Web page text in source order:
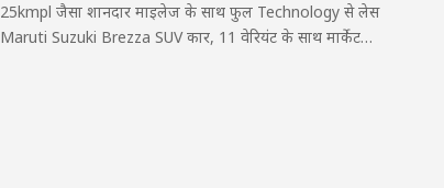
25kmpl जैसा शानदार माइलेज के साथ फुल Technology से लेस
Maruti Suzuki Brezza SUV कार, 11 वेरियंट के साथ मार्केट…